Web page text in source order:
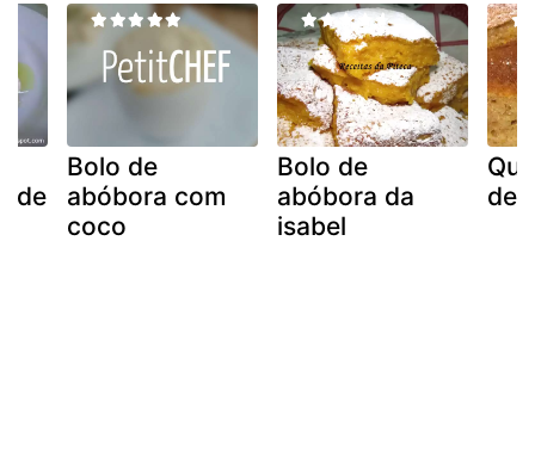
de
Bolo de
abóbora com
coco
Bolo de
abóbora da
isabel
de